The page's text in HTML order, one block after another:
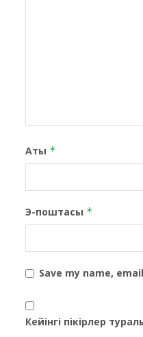
Аты *
Э-поштасы *
Save my name,
Кейінгі пікірлер